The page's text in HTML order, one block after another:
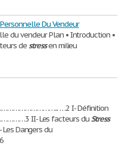
Du Vendeur
du vendeur Plan • Introduction •
destressen milieu
…2 I- Définition
II- Les facteurs duStress
Dangers du